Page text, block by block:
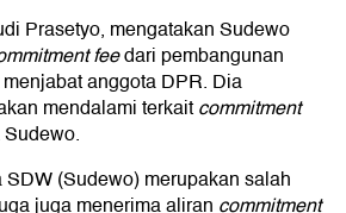
Prasetyo, mengatakan Sudewo
feedari pembangunan
anggota DPR. Dia
mendalami terkaitcommitment
(Sudewo) merupakan salah
juga menerima aliran commitment